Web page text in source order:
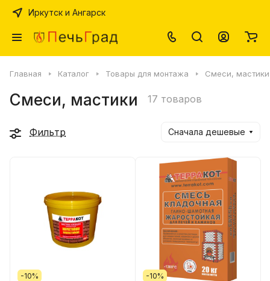
Иркутск и Ангарск
Главная Каталог Товары для монтажа Смеси, мастики
Смеси, мастики 17 товаров
Фильтр Сначала дешевые
-10% -10%